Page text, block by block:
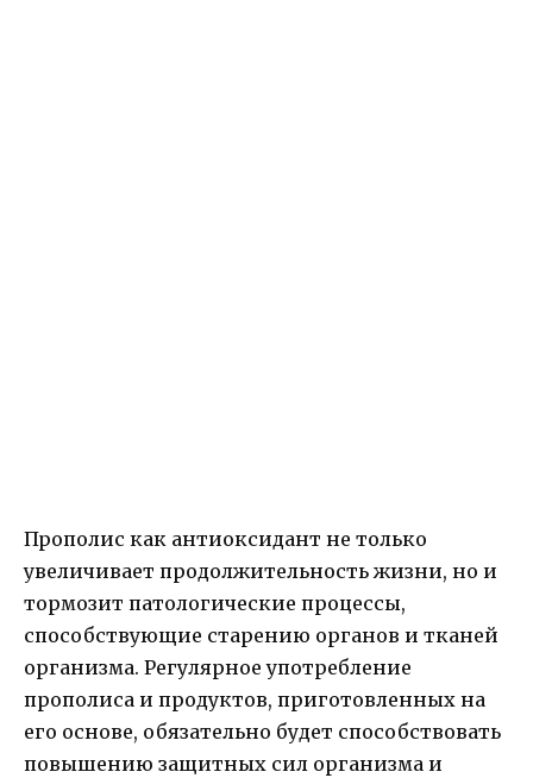
Прополис как антиоксидант не только
увеличивает продолжительность жизни, но и
тормозит патологические процессы,
способствующие старению органов и тканей
организма. Регулярное употребление
прополиса и продуктов, приготовленных на
его основе, обязательно будет способствовать
повышению защитных сил организма и